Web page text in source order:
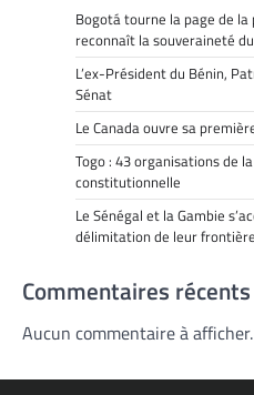
Bogotá tourne la page de
reconnaît la souveraineté
L’ex-Président du Bénin,
Sénat
Le Canada ouvre sa
Togo : 43 organisations de
constitutionnelle
Le Sénégal et la Gambie
délimitation de leur
Commentaires récents
Aucun commentaire à afficher.